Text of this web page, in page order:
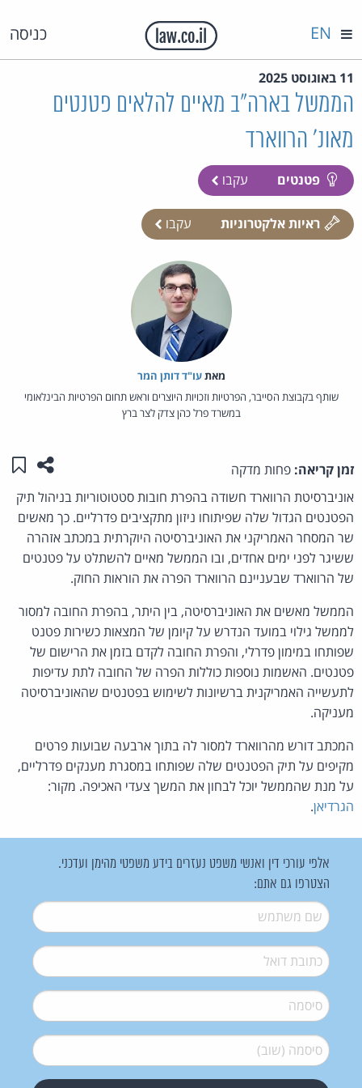
כניסה EN
11 באוגוסט 2025
הממשל בארה"ב מאיים להלאים פטנטים
מאונ' הרווארד
פטנטים עקבו
ראיות אלקטרוניות עקבו
מאת‏עו"ד דותן המר
שותף בקבוצת הסייבר, הפרטיות וזכויות היוצרים וראש תחום הפרטיות הבינלאומי
במשרד פרל כהן צדק לצר ברץ
זמן קריאה: פחות מדקה שתפו
אוניברסיטת הרווארד חשודה בהפרת חובות סטטוטוריות בניהול תיק
הפטנטים הגדול שלה שפיתוחו ניזון מתקציבים פדרליים. כך מאשים
שר המסחר האמריקני את האוניברסיטה היוקרתית במכתב אזהרה
ששיגר לפני ימים אחדים, ובו הממשל מאיים להשתלט על פטנטים
של הרווארד שבעניינם הרווארד הפרה את הוראות החוק.
הממשל מאשים את האוניברסיטה, בין היתר, בהפרת החובה למסור
לממשל גילוי במועד הנדרש על קיומן של המצאות כשירות פטנט
שפותחו במימון פדרלי, והפרת החובה לקדם בזמן את הרישום של
פטנטים. האשמות נוספות כוללות הפרה של החובה לתת עדיפות
לתעשייה האמריקנית ברשיונות לשימוש בפטנטים שהאוניברסיטה
מעניקה.
המכתב דורש מהרווארד למסור לה בתוך ארבעה שבועות פרטים
מקיפים על תיק הפטנטים שלה שפותחו במסגרת מענקים פדרליים,
על מנת שהממשל יוכל לבחון את המשך צעדי האכיפה. מקור:
הגרדיאן.
אלפי עורכי דין ואנשי משפט נעזרים בידע משפטי מהימן ועדכני.
הצטרפו גם אתם:
שם משתמש*
דואל*
סיסמה*
סיסמה (שוב)*